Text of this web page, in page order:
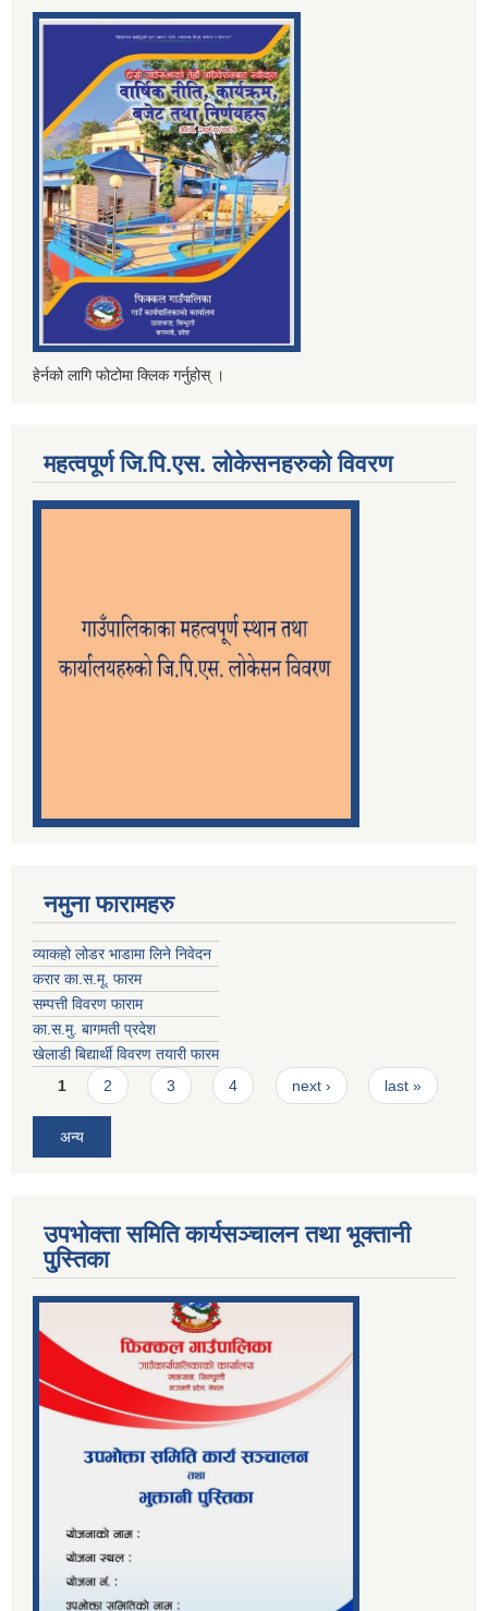
हेर्नको लागि फोटोमा क्लिक गर्नुहोस् ।
महत्वपूर्ण जि.पि.एस. लोकेसनहरुको विवरण
नमुना फारामहरु
व्याकहो लोडर भाडामा लिने निवेदन
करार का.स.मू. फारम
सम्पत्ती विवरण फाराम
का.स.मु. बागमती प्रदेश
खेलाडी बिद्यार्थी विवरण तयारी फारम
Pages
1 2 3 4 next › last »
अन्य
उपभोक्ता समिति कार्यसञ्चालन तथा भूक्तानी
पु्स्तिका